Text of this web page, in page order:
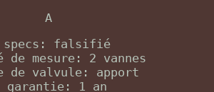
A
specs: falsifié
de mesure: 2 vannes
de valvule: apport
garantie: 1 an